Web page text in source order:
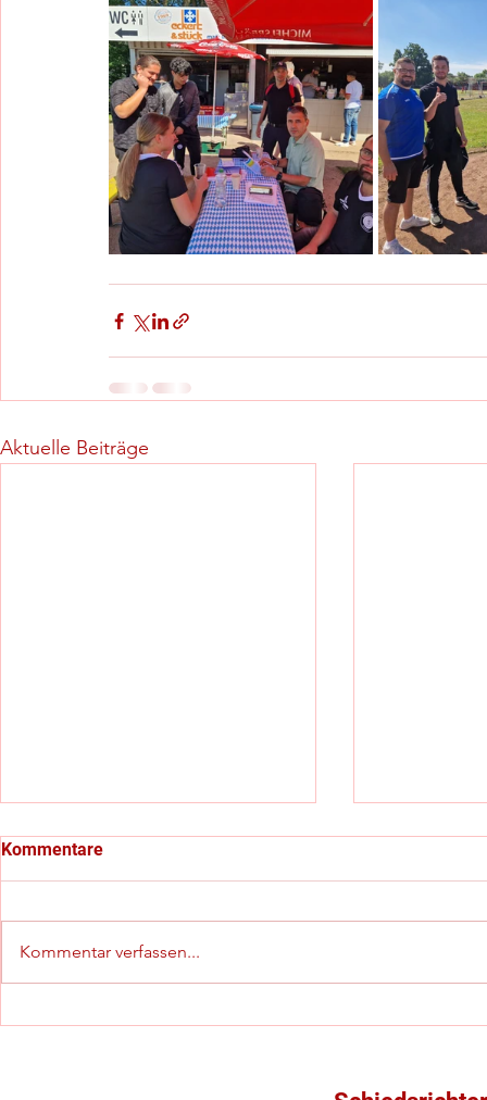
Aktuelle Beiträge
Kommentare
Kommentar verfassen...